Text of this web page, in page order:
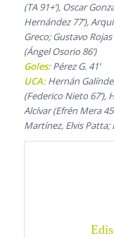
(TA 91+’), Oscar
Hernández 77’),
Greco; Gustavo
(Ángel Osorio 86’)
Goles:Pérez G. 41’
UCA:Hernán
(Federico Nieto 67’),
Alcívar (Efrén Mera
Martínez, Elvis Patta;